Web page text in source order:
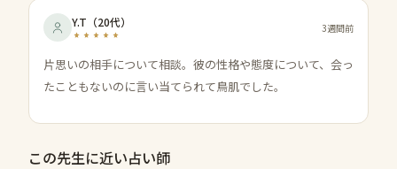
Y.T （20代） 3週間前
片思いの相手について相談。彼の性格や態度について、会っ
たこともないのに言い当てられて鳥肌でした。
この先生に近い占い師